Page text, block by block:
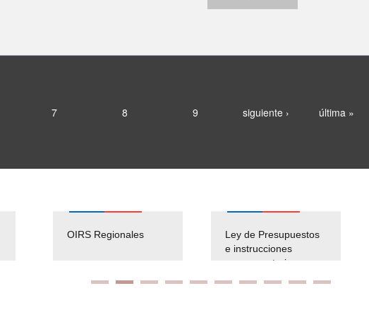
7 8 9 siguiente › última »
OIRS Regionales
Ley de Presupuestos
e instrucciones
presuspuetarias